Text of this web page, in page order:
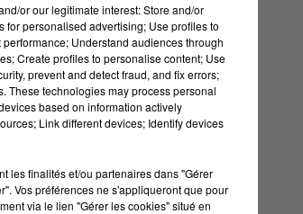
or our legitimate interest: Store and/or
personalised advertising; Use profiles to
Understand audiences through
Create profiles to personalise content; Use
prevent and detect fraud, and fix errors;
These technologies may process personal
based on information actively
Link different devices; Identify devices
les finalités et/ou partenaires dans "Gérer
Vos préférences ne s'appliqueront que pour
via le lien "Gérer les cookies" situé en